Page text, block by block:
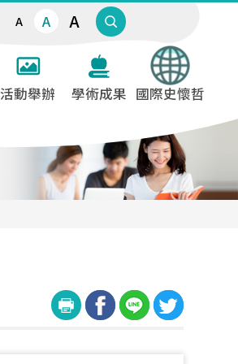
A A A
活動舉辦 學術成果 國際史懷哲